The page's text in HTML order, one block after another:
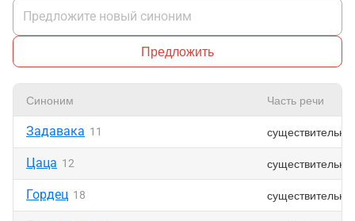
Предложить
Синоним Часть речи
Задавака 11
Цаца 12
Гордец 18